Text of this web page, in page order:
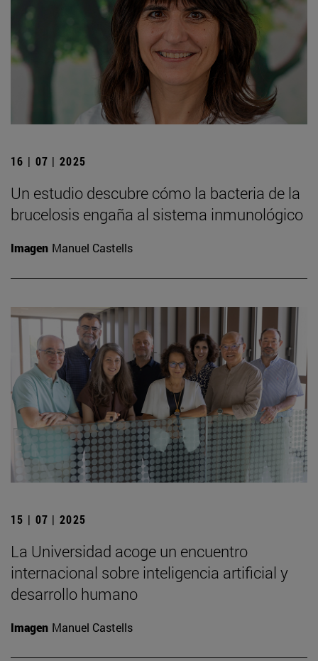
16 | 07 | 2025
Un estudio descubre cómo la bacteria de la
brucelosis engaña al sistema inmunológico
Imagen Manuel Castells
15 | 07 | 2025
La Universidad acoge un encuentro
internacional sobre inteligencia artificial y
desarrollo humano
Imagen Manuel Castells